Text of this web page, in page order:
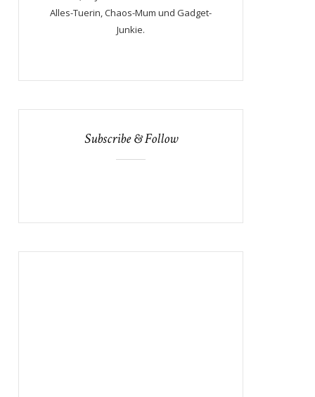
Alles-Tuerin, Chaos-Mum und Gadget-
Junkie.
Subscribe & Follow